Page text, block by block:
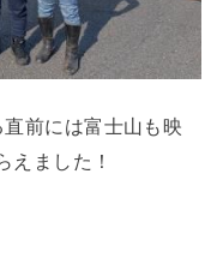
前には富士山も映
えました！